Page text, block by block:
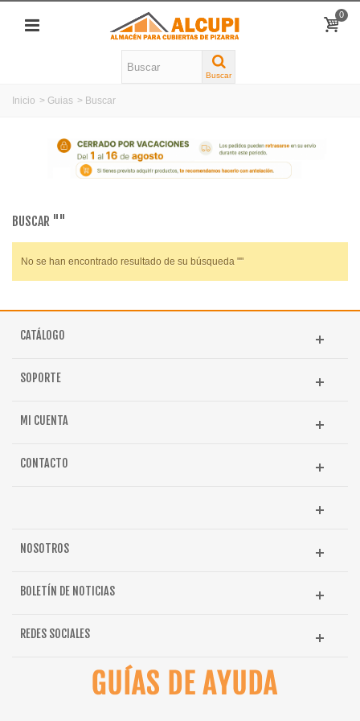
0
Buscar
Inicio > Guias > Buscar
BUSCAR ""
No se han encontrado resultado de su búsqueda ""
CATÁLOGO
SOPORTE
MI CUENTA
CONTACTO
NOSOTROS
BOLETÍN DE NOTICIAS
REDES SOCIALES